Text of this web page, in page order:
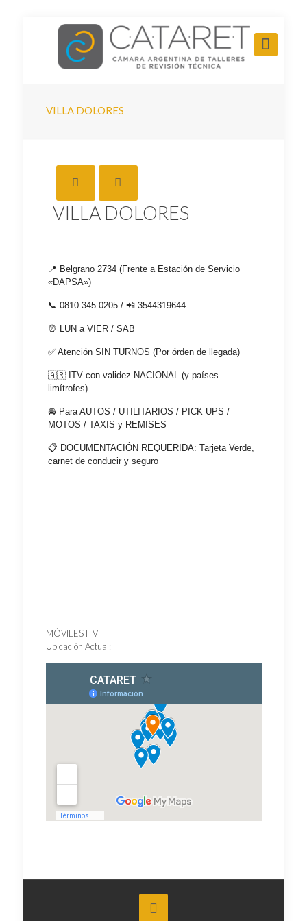
VILLA DOLORES
VILLA DOLORES
📍 Belgrano 2734 (Frente a Estación de Servicio
«DAPSA»)
📞 0810 345 0205 / 📲 3544319644
⏰️ LUN a VIER / SAB
✅️ Atención SIN TURNOS (Por órden de llegada)
🇦🇷 ITV con validez NACIONAL (y países
limítrofes)
🚘 Para AUTOS / UTILITARIOS / PICK UPS /
MOTOS / TAXIS y REMISES
📋 DOCUMENTACIÓN REQUERIDA: Tarjeta Verde,
carnet de conducir y seguro
MÓVILES ITV
Ubicación Actual: